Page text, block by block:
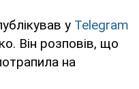
у Telegram
Він розповів, що
на